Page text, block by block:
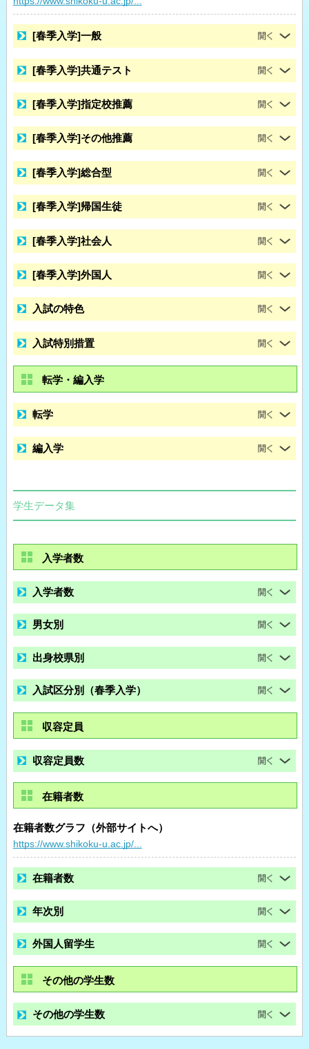
[春季入学]一般
[春季入学]共通テスト
[春季入学]指定校推薦
[春季入学]その他推薦
[春季入学]総合型
[春季入学]帰国生徒
[春季入学]社会人
[春季入学]外国人
入試の特色
入試特別措置
転学・編入学
転学
編入学
学生データ集
入学者数
入学者数
男女別
出身校県別
入試区分別（春季入学）
収容定員
収容定員数
在籍者数
在籍者数グラフ（外部サイトへ）
https://www.shikoku-u.ac.jp/...
在籍者数
年次別
外国人留学生
その他の学生数
その他の学生数